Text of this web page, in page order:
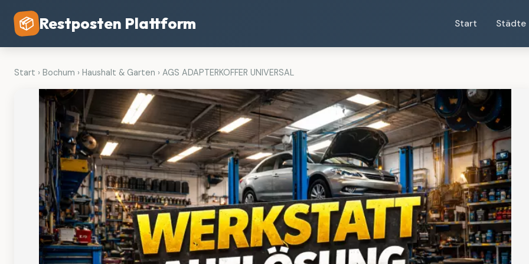
📦 Restposten Plattform Start Städte
Start › Bochum › Haushalt & Garten › AGS ADAPTERKOFFER UNIVERSAL